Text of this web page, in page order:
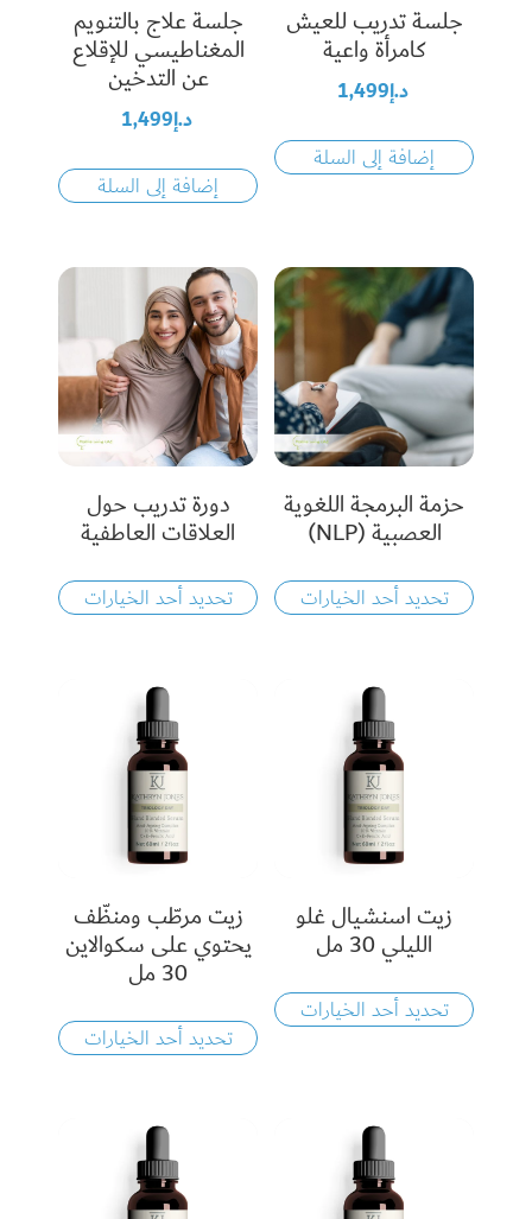
جلسة تدريب للعيش
كامرأة واعية
د.إ1,499
إضافة إلى السلة
جلسة علاج بالتنويم
المغناطيسي للإقلاع
عن التدخين
د.إ1,499
إضافة إلى السلة
حزمة البرمجة اللغوية
العصبية (NLP)
تحديد أحد الخيارات
دورة تدريب حول
العلاقات العاطفية
تحديد أحد الخيارات
زيت اسنشيال غلو
الليلي 30 مل
تحديد أحد الخيارات
زيت مرطّب ومنظّف
يحتوي على سكوالاين
30 مل
تحديد أحد الخيارات